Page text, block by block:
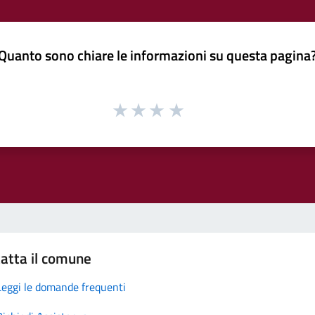
sono chiare le informazioni su questa
il comune
le domande frequenti